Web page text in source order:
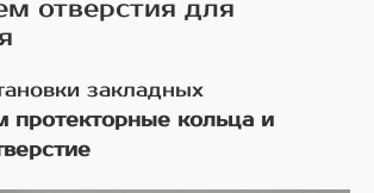
отверстия для
закладных
протекторные кольца и